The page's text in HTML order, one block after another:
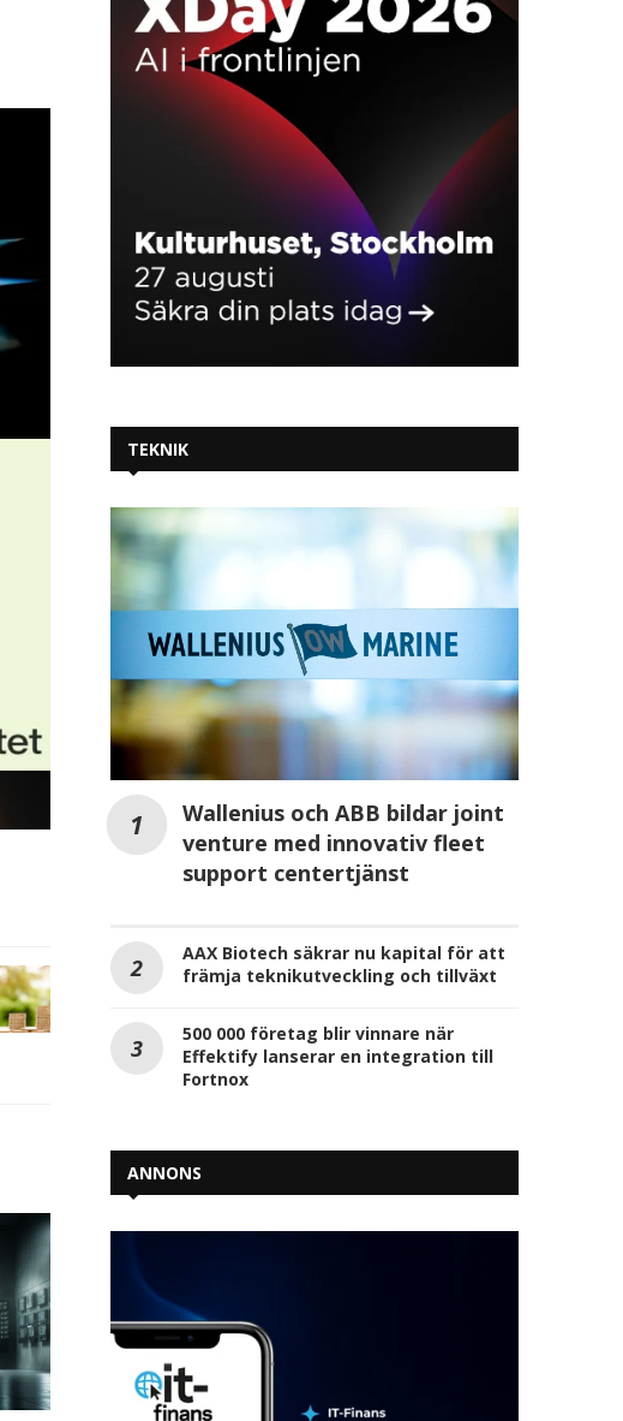
TEKNIK
Wallenius och ABB bildar joint
venture med innovativ fleet
support centertjänst
AAX Biotech säkrar nu kapital för att
främja teknikutveckling och tillväxt
500 000 företag blir vinnare när
Effektify lanserar en integration till
Fortnox
ANNONS